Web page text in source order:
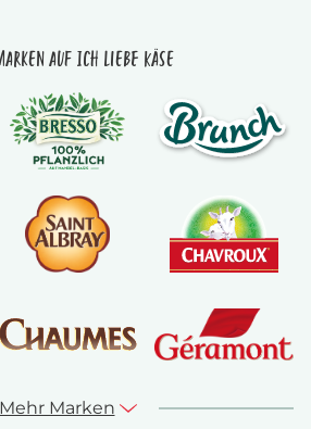
auf Ich liebe Käse
Mehr Marken